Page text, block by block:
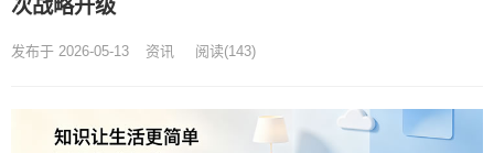
次战略升级
发布于 2026-05-13 资讯 阅读(143)